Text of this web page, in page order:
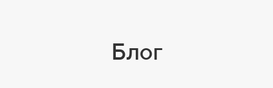
Блог